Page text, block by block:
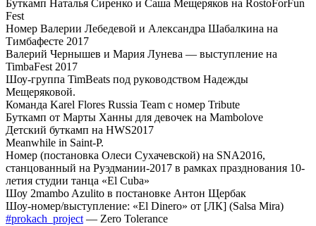
Буткамп Наталья Сиренко и Саша Мещеряков на RostoForFun
Fest
Номер Валерии Лебедевой и Александра Шабалкина на
Тимбафесте 2017
Валерий Чернышев и Мария Лунева — выступление на
TimbaFest 2017
Шоу-группа TimBeats под руководством Надежды
Мещеряковой.
Команда Karel Flores Russia Team с номер Tribute
Буткамп от Марты Ханны для девочек на Mambolove
Детский буткамп на HWS2017
Meanwhile in Saint-P.
Номер (постановка Олеси Сухачевской) на SNA2016,
станцованный на Руэдмании-2017 в рамках празднования 10-
летия студии танца «El Cuba»
Шоу 2mambo Azulito в постановке Антон Щербак
Шоу-номер/выступление: «El Dinero» от [ЛК] (Salsa Mira)
#prokach_project — Zero Tolerance